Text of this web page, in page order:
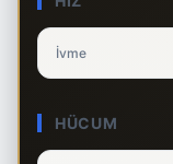
İvme
HÜCUM